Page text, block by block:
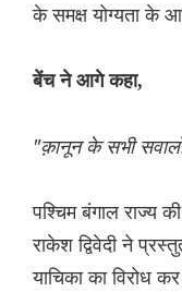
के समक्ष योग्यता के
बेंच ने आगे कहा,
"क़ानून के सभी
पश्चिम बंगाल राज्य
राकेश द्विवेदी ने
याचिका का विरोध